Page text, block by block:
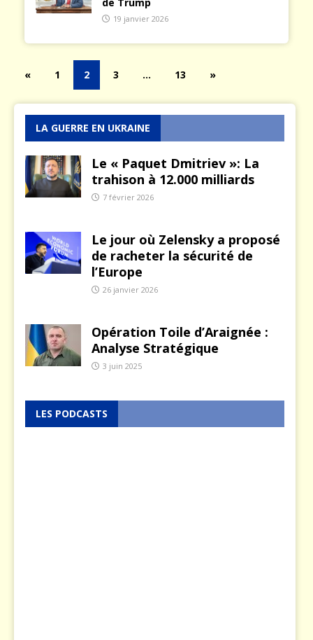
19 janvier 2026
« 1 2 3 … 13 »
LA GUERRE EN UKRAINE
Le « Paquet Dmitriev »: La
trahison à 12.000 milliards
7 février 2026
Le jour où Zelensky a proposé
de racheter la sécurité de
l’Europe
26 janvier 2026
Opération Toile d’Araignée :
Analyse Stratégique
3 juin 2025
LES PODCASTS